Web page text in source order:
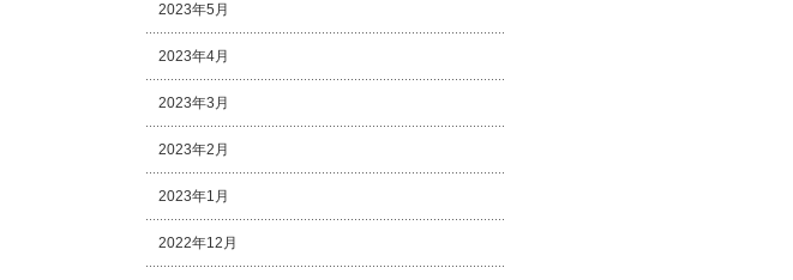
2023年5月
2023年4月
2023年3月
2023年2月
2023年1月
2022年12月